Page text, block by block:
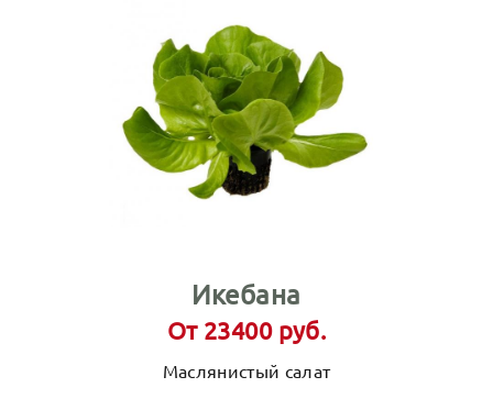
Икебана
От 23400 руб.
Маслянистый салат